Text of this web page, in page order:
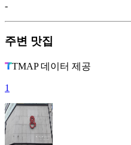
-
주변 맛집
TMAP 데이터 제공
1